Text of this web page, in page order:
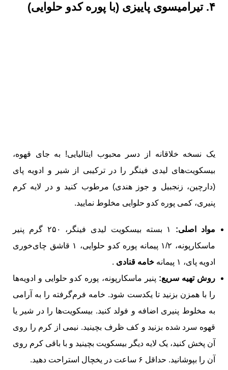
۴. تیرامیسوی پاییزی (با پوره کدو حلوایی)
یک نسخه خلاقانه از دسر محبوب ایتالیایی! به جای قهوه،
بیسکویت‌های لیدی فینگر را در ترکیبی از شیر و ادویه پای
(دارچین، زنجبیل و جوز هندی) مرطوب کنید و در لایه کرم
پنیری، کمی پوره کدو حلوایی مخلوط نمایید.
مواد اصلی:
۱ بسته بیسکویت لیدی فینگر، ۲۵۰ گرم پنیر
ماسکارپونه، ۱/۲ پیمانه پوره کدو حلوایی، ۱ قاشق چای‌خوری
ادویه پای، ۱ پیمانه
خامه قنادی .
روش تهیه سریع: پنیر ماسکارپونه، پوره کدو حلوایی و ادویه‌ها
را با همزن بزنید تا یکدست شود. خامه فرم‌گرفته را به آرامی
به مخلوط پنیری اضافه و فولد کنید. بیسکویت‌ها را در شیر یا
قهوه سرد شده بزنید و کف ظرف بچینید. نیمی از کرم را روی
آن پخش کنید، یک لایه دیگر بیسکویت بچینید و با باقی کرم روی
آن را بپوشانید. حداقل ۶ ساعت در یخچال استراحت دهید.